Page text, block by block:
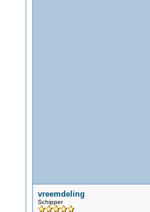
vreemdeling
Schipper